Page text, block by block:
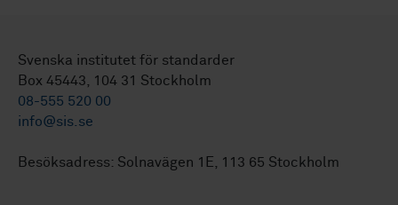
Svenska institutet för standarder
Box 45443, 104 31 Stockholm
08-555 520 00
info@sis.se
Besöksadress: Solnavägen 1E, 113 65 Stockholm